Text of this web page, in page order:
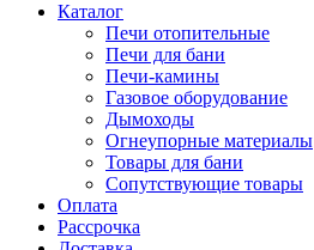
Каталог
Печи отопительные
Печи для бани
Печи-камины
Газовое оборудование
Дымоходы
Огнеупорные материалы
Товары для бани
Сопутствующие товары
Оплата
Рассрочка